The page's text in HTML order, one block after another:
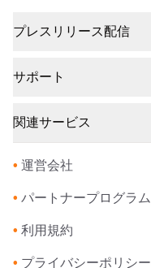
プレスリリース配信
サポート
関連サービス
• 運営会社
• パートナープログラム
• 利用規約
• プライバシーポリシー